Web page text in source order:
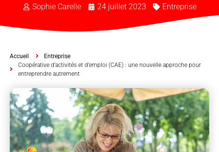
Sophie Carelle 24 juillet 2023 Entreprise
Accueil
Entreprise
Coopérative d’activités et d’emploi (CAE) : une nouvelle approche pour
entreprendre autrement